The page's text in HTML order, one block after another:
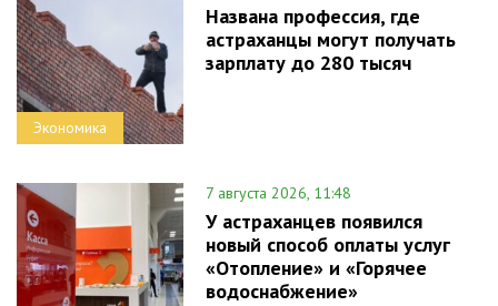
Экономика
Названа профессия, где
астраханцы могут получать
зарплату до 280 тысяч
7 августа 2026, 11:48
У астраханцев появился
новый способ оплаты услуг
«Отопление» и «Горячее
водоснабжение»